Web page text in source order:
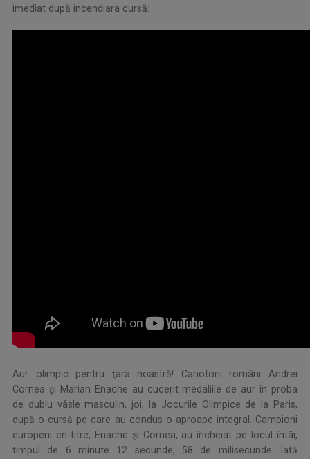
imediat după incendiara cursă:
Aur olimpic pentru ţara noastră! Canotorii români Andrei
Cornea şi Marian Enache au cucerit medaliile de aur în proba
de dublu vâsle masculin, joi, la Jocurile Olimpice de la Paris,
după o cursă pe care au condus-o aproape integral. Campioni
europeni en-titre, Enache şi Cornea, au încheiat pe locul întâi,
timpul de 6 minute 12 secunde, 58 de milisecunde. Iată